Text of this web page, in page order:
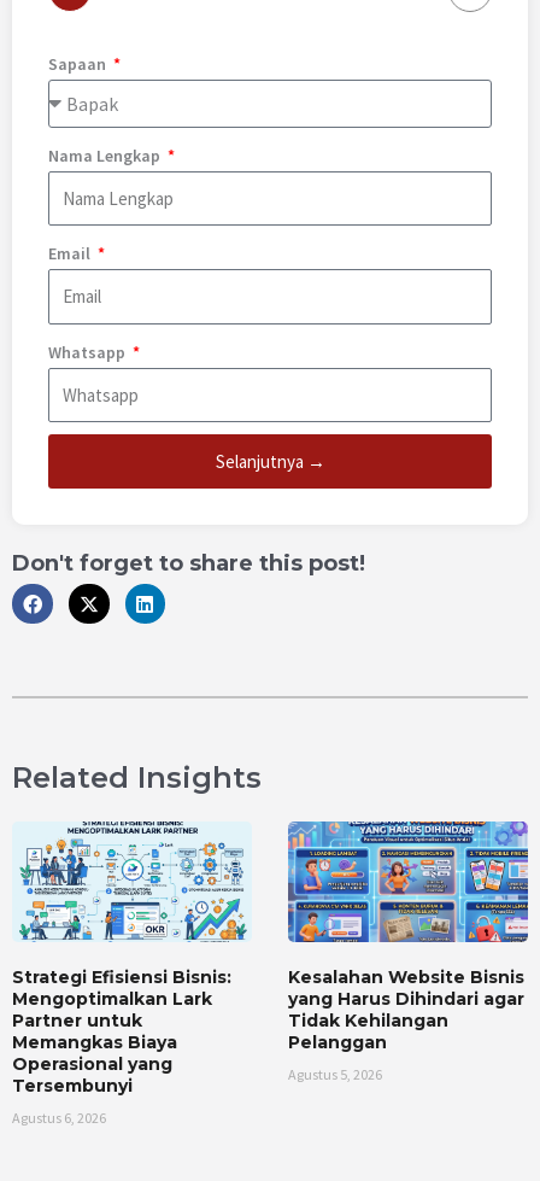
Sapaan
Nama Lengkap
Email
Whatsapp
Selanjutnya →
Don't forget to share this post!
Related Insights
Strategi Efisiensi Bisnis:
Mengoptimalkan Lark
Partner untuk
Memangkas Biaya
Operasional yang
Tersembunyi
Agustus 6, 2026
Kesalahan Website Bisnis
yang Harus Dihindari agar
Tidak Kehilangan
Pelanggan
Agustus 5, 2026